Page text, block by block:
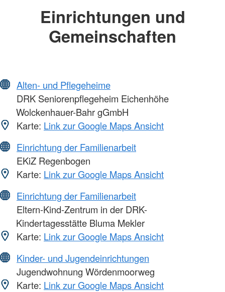
Einrichtungen und
Gemeinschaften
Alten- und Pflegeheime
DRK Seniorenpflegeheim Eichenhöhe
Wolckenhauer-Bahr gGmbH
Karte: Link zur Google Maps Ansicht
Einrichtung der Familienarbeit
EKiZ Regenbogen
Karte: Link zur Google Maps Ansicht
Einrichtung der Familienarbeit
Eltern-Kind-Zentrum in der DRK-
Kindertagesstätte Bluma Mekler
Karte: Link zur Google Maps Ansicht
Kinder- und Jugendeinrichtungen
Jugendwohnung Wördenmoorweg
Karte: Link zur Google Maps Ansicht